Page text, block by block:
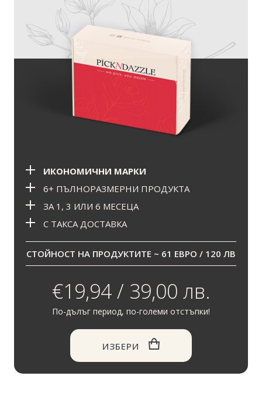
ИКОНОМИЧНИ МАРКИ
6+ ПЪЛНОРАЗМЕРНИ ПРОДУКТА
ЗА 1, 3 ИЛИ 6 МЕСЕЦА
С ТАКСА ДОСТАВКА
СТОЙНОСТ НА ПРОДУКТИТЕ ~ 61 ЕВРО / 120 ЛВ
€19,94 / 39,00 лв.
По-дълъг период, по-големи отстъпки!
ИЗБЕРИ